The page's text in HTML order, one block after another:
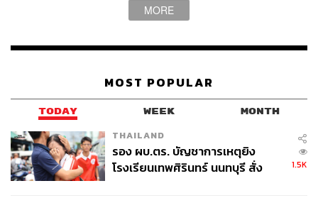
MORE
MOST POPULAR
TODAY WEEK MONTH
THAILAND
รอง ผบ.ตร. บัญชาการเหตุยิง
โรงเรียนเทพศิรินทร์ นนทบุรี สั่ง
1.5K